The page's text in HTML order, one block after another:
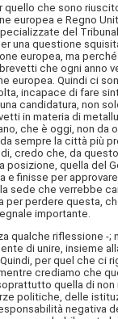
quello che sono
europea e Regno
del
una questione
europea, ma
che ogni anno
europea. Quindi ci
incapace di fare
candidatura, non
in materia di
che è oggi, non
sempre la città più
credo che, da
quella del
finisse per
sede che verrebbe
per perdere questa,
importante.
qualche riflessione
di unire, insieme
per quel che
crediamo che
quella di
politiche, delle
negativa